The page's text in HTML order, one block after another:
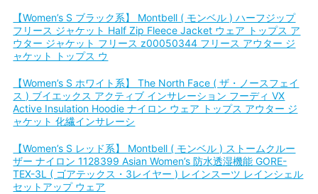
【Women’s S ブラック系】 Montbell ( モンベル ) ハーフジップ
フリース ジャケット Half Zip Fleece Jacket ウェア トップス ア
ウター ジャケット フリース z00050344 フリース アウター ジ
ャケット トップス ウ
【Women’s S ホワイト系】 The North Face ( ザ・ノースフェイ
ス ) ブイエックス アクティブ インサレーション フーディ VX
Active Insulation Hoodie ナイロン ウェア トップス アウター ジ
ャケット 化繊インサレーシ
【Women’s S レッド系】 Montbell ( モンベル ) ストームクルー
ザー ナイロン 1128399 Asian Women’s 防水透湿機能 GORE-
TEX-3L ( ゴアテックス・3レイヤー ) レインスーツ レインシェル
セットアップ ウェア